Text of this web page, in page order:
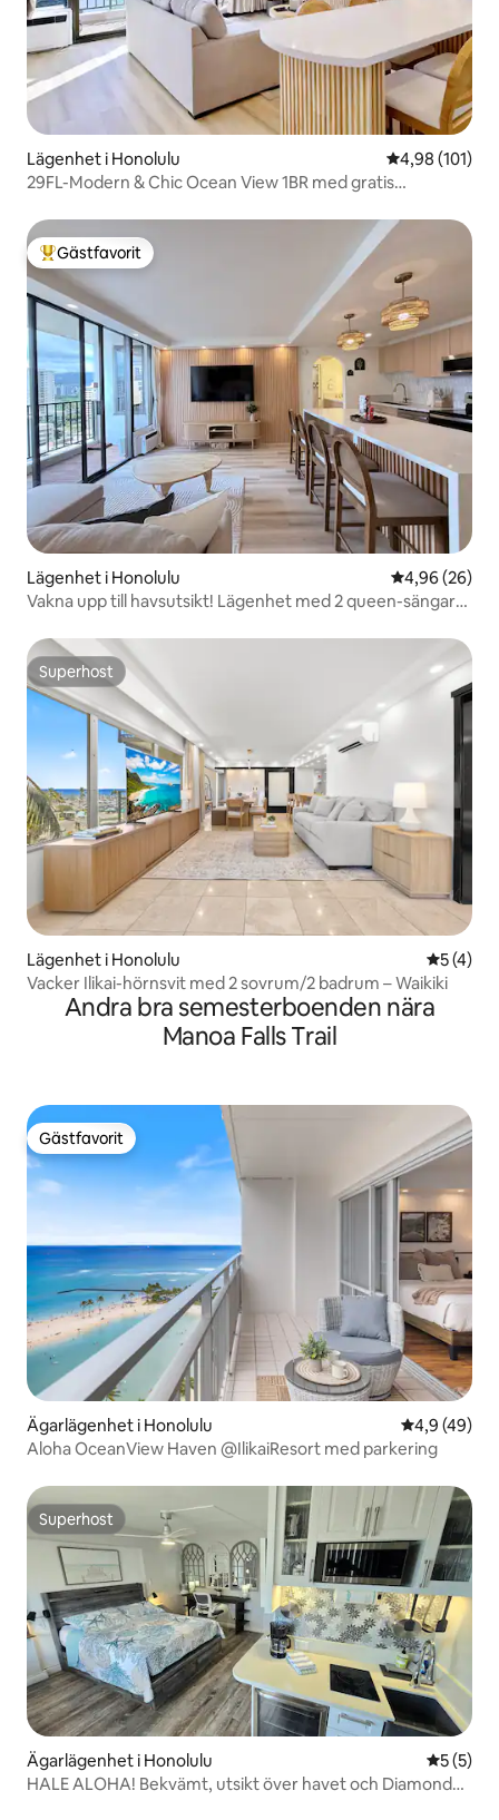
Lägenhet i Honolulu 4,98 av 5 i
4,98 (101)
29FL-Modern & Chic Ocean View 1BR med gratis
Populär gästfavorit
Gästfavorit
Lägenhet i Honolulu 4,96 av 5 i
4,96 (26)
Vakna upp till havsutsikt! Lägenhet med 2 queen-sängar
Superhost
Superhost
Lägenhet i Honolulu 5 av 5 i
5 (4)
Vacker Ilikai-hörnsvit med 2 sovrum/2 badrum – Waikiki
Andra bra semesterboenden nära
Manoa Falls Trail
Gästfavorit
Gästfavorit
Ägarlägenhet i Honolulu 4,9 av 5 i
4,9 (49)
Aloha OceanView Haven @IlikaiResort med parkering
Superhost
Superhost
Ägarlägenhet i Honolulu 5 av 5 i
5 (5)
HALE ALOHA! Bekvämt, utsikt över havet och Diamond